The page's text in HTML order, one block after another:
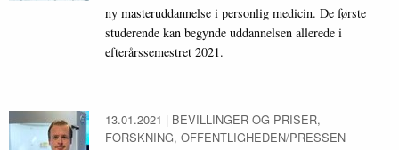
ny masteruddannelse i personlig medicin. De første
studerende kan begynde uddannelsen allerede i
efterårssemestret 2021.
13.01.2021 | BEVILLINGER OG PRISER,
FORSKNING, OFFENTLIGHEDEN/PRESSEN